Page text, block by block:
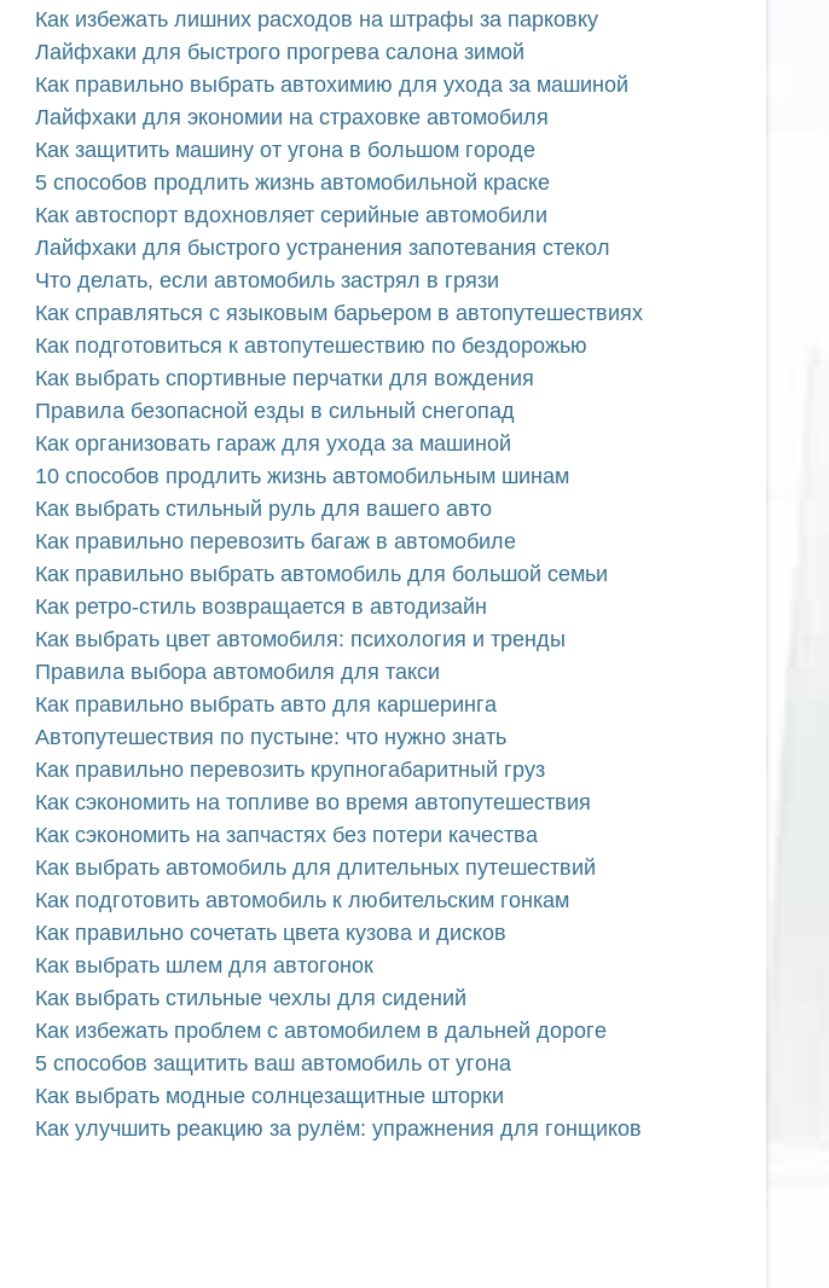
Как избежать лишних расходов на штрафы за парковку
Лайфхаки для быстрого прогрева салона зимой
Как правильно выбрать автохимию для ухода за машиной
Лайфхаки для экономии на страховке автомобиля
Как защитить машину от угона в большом городе
5 способов продлить жизнь автомобильной краске
Как автоспорт вдохновляет серийные автомобили
Лайфхаки для быстрого устранения запотевания стекол
Что делать, если автомобиль застрял в грязи
Как справляться с языковым барьером в автопутешествиях
Как подготовиться к автопутешествию по бездорожью
Как выбрать спортивные перчатки для вождения
Правила безопасной езды в сильный снегопад
Как организовать гараж для ухода за машиной
10 способов продлить жизнь автомобильным шинам
Как выбрать стильный руль для вашего авто
Как правильно перевозить багаж в автомобиле
Как правильно выбрать автомобиль для большой семьи
Как ретро-стиль возвращается в автодизайн
Как выбрать цвет автомобиля: психология и тренды
Правила выбора автомобиля для такси
Как правильно выбрать авто для каршеринга
Автопутешествия по пустыне: что нужно знать
Как правильно перевозить крупногабаритный груз
Как сэкономить на топливе во время автопутешествия
Как сэкономить на запчастях без потери качества
Как выбрать автомобиль для длительных путешествий
Как подготовить автомобиль к любительским гонкам
Как правильно сочетать цвета кузова и дисков
Как выбрать шлем для автогонок
Как выбрать стильные чехлы для сидений
Как избежать проблем с автомобилем в дальней дороге
5 способов защитить ваш автомобиль от угона
Как выбрать модные солнцезащитные шторки
Как улучшить реакцию за рулём: упражнения для гонщиков